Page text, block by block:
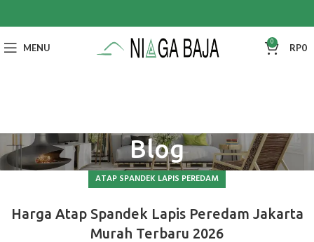
MENU 0 RP0
Blog
ATAP SPANDEK LAPIS PEREDAM
Harga Atap Spandek Lapis Peredam Jakarta
Murah Terbaru 2026